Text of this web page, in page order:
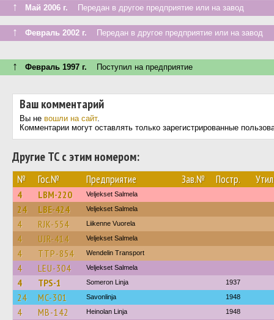
↑ Май 2006 г. Передан в другое предприятие или на завод
↑ Февраль 2002 г. Передан в другое предприятие или на завод
↑ Февраль 1997 г. Поступил на предприятие
Ваш комментарий
Вы не вошли на сайт.
Комментарии могут оставлять только зарегистрированные
Другие ТС с этим номером:
№ Гос.№ Предприятие Зав.№ Постр.
4 LBM-220 Veljekset Salmela
24 LBE-424 Veljekset Salmela
4 RJK-554 Liikenne Vuorela
4 UJR-414 Veljekset Salmela
4 TTP-854 Wendelin Transport
4 LEU-304 Veljekset Salmela
4 TPS-1 Someron Linja 1937
24 MC-301 Savonlinja 1948
4 MB-142 Heinolan Linja 1948